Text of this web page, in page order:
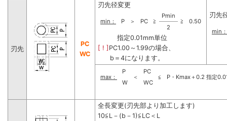
刃先
PC
WC
刃先径変更
min： P ＞ PC ≧
Pmin
≧
0.50
2
指定0.01mm単位
[ ! ] PC1.00～1.99の場合、
b＝4になります。
刃先
min：
max：
P
＜
PC
≦ P・Kmax＋0.2 指定
W WC
全長変更(刃先部より加工します)
10≦L－(b－1)≦LC＜L